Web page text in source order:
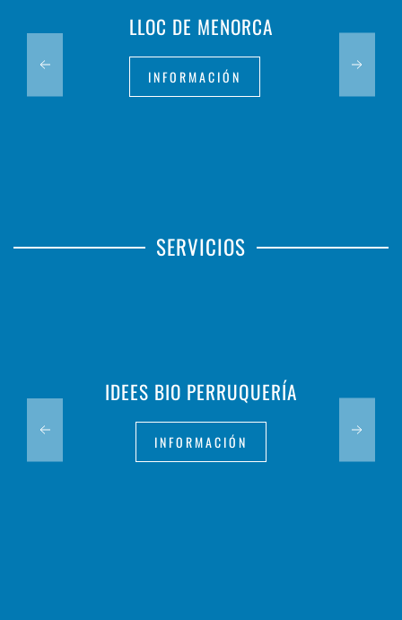
LLOC DE MENORCA
INFORMACIÓN
SERVICIOS
IDEES BIO PERRUQUERÍA
INFORMACIÓN